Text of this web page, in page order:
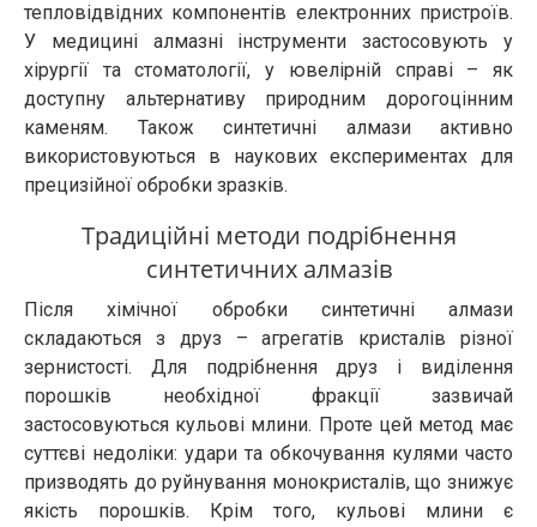
тепловідвідних компонентів електронних пристроїв.
У медицині алмазні інструменти застосовують у
хірургії та стоматології, у ювелірній справі – як
доступну альтернативу природним дорогоцінним
каменям. Також синтетичні алмази активно
використовуються в наукових експериментах для
прецизійної обробки зразків.
Традиційні методи подрібнення
синтетичних алмазів
Після хімічної обробки синтетичні алмази
складаються з друз – агрегатів кристалів різної
зернистості. Для подрібнення друз і виділення
порошків необхідної фракції зазвичай
застосовуються кульові млини. Проте цей метод має
суттєві недоліки: удари та обкочування кулями часто
призводять до руйнування монокристалів, що знижує
якість порошків. Крім того, кульові млини є